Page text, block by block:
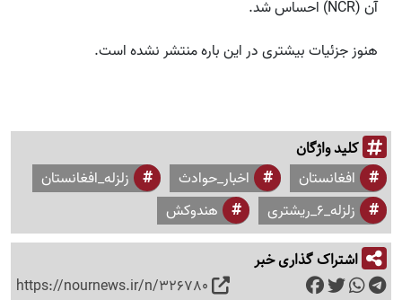
آن (NCR) احساس شد.
هنوز جزئیات بیشتری در این باره منتشر نشده است.
کلید واژگان
افغانستان اخبار_حوادث
زلزله_افغانستان
زلزله_۶_ریشتری
هندوکش
اشتراک گذاری خبر
https://nournews.ir/n/326780